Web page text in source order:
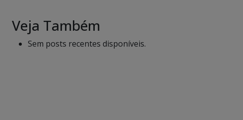
Veja Também
Sem posts recentes disponíveis.